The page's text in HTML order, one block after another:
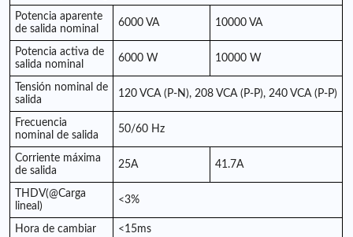
Potencia aparente
de salida nominal
6000 VA 10000 VA
Potencia activa de
salida nominal
6000 W 10000 W
Tensión nominal de
salida
120 VCA (P-N), 208 VCA (P-P), 240 VCA (P-P)
Frecuencia
nominal de salida
50/60 Hz
Corriente máxima
de salida
25A 41.7A
THDV(@Carga
lineal)
<3%
Hora de cambiar <15ms